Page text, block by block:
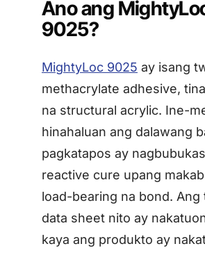
Ano ang
9025?
MightyLoc 9025 ay isang
methacrylate adhesive,
na structural acrylic. Ine-
hinahaluan ang dalawang
pagkatapos ay
reactive cure upang
load-bearing na bond. Ang
data sheet nito ay
kaya ang produkto ay